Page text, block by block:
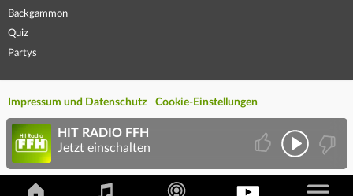
Backgammon
Quiz
Partys
Impressum und Datenschutz Cookie-Einstellungen
HIT RADIO FFH
Jetzt einschalten